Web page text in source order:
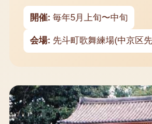
開催: 毎年5月上旬〜中旬
会場: 先斗町歌舞練場(中京区